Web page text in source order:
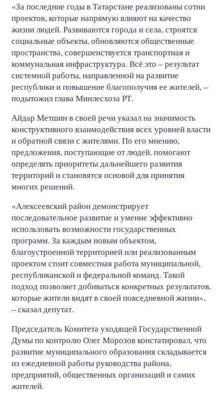
«За последние годы в Татарстане реализованы сотни
проектов, которые напрямую влияют на качество
жизни людей. Развиваются города и села, строятся
социальные объекты, обновляются общественные
пространства, совершенствуется транспортная и
коммунальная инфраструктура. Всё это – результат
системной работы, направленной на развитие
республики и повышение благополучия ее жителей, –
подытожил глава Минлесхоза РТ.
Айдар Метшин в своей речи указал на значимость
конструктивного взаимодействия всех уровней власти
и обратной связи с жителями. По его мнению,
предложения, поступающие от людей, помогают
определять приоритеты дальнейшего развития
территорий и становятся основой для принятия
многих решений.
«Алексеевский район демонстрирует
последовательное развитие и умение эффективно
использовать возможности государственных
программ. За каждым новым объектом,
благоустроенной территорией или реализованным
проектом стоит совместная работа муниципальной,
республиканской и федеральной команд. Такой
подход позволяет добиваться конкретных результатов,
которые жители видят в своей повседневной жизни»,
– сказал депутат.
Председатель Комитета уходящей Государственной
Думы по контролю Олег Морозов констатировал, что
развитие муниципального образования складывается
из ежедневной работы руководства района,
предприятий, общественных организаций и самих
жителей.